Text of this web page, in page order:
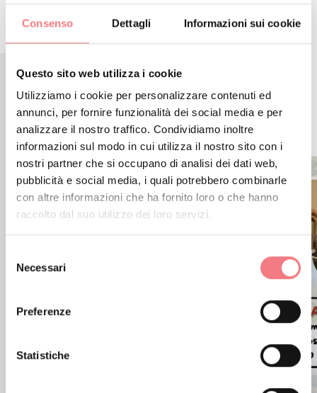
Consenso Dettagli Informazioni sui cookie
Questo sito web utilizza i cookie
Utilizziamo i cookie per personalizzare contenuti ed
annunci, per fornire funzionalità dei social media e per
analizzare il nostro traffico. Condividiamo inoltre
informazioni sul modo in cui utilizza il nostro sito con i
nostri partner che si occupano di analisi dei dati web,
pubblicità e social media, i quali potrebbero combinarle
con altre informazioni che ha fornito loro o che hanno
raccolto dal suo utilizzo dei loro servizi.
delNecessari
Preferenze
Statistiche
EVENTI CORRELATI
ALTRI EVENTI